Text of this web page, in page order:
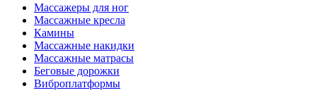
Массажеры для ног
Массажные кресла
Камины
Массажные накидки
Массажные матрасы
Беговые дорожки
Виброплатформы